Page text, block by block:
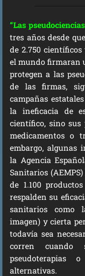
“Las
tres años desde
de 2.750
el mundo firmaran
protegen a las
de las firmas,
campañas
la ineficacia de
científico, sino
medicamentos o
embargo, algunas
la Agencia
Sanitarios
de 1.100
respalden su
sanitarios como
imagen) y cierta
todavía sea
corren cuando
pseudoterapias
alternativas.